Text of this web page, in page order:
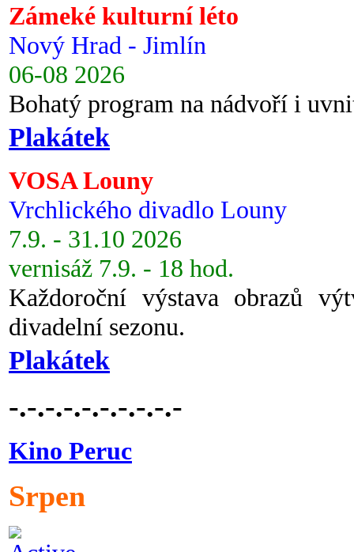
Zámeké kulturní léto
Nový Hrad - Jimlín
06-08 2026
Bohatý program na nádvoří i
Plakátek
VOSA Louny
Vrchlického divadlo Louny
7.9. - 31.10 2026
vernisáž 7.9. - 18 hod.
Každoroční výstava obrazů
divadelní sezonu.
Plakátek
-.-.-.-.-.-.-.-.-.-
Kino Peruc
Srpen